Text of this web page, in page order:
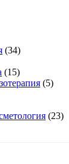
(34)
(15)
(5)
(23)